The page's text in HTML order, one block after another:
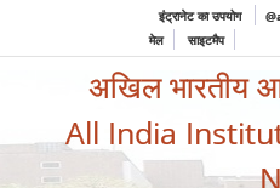
इंट्रानेट का उपयोग
मेल
साइटमैप
अखिल भारतीय
All India